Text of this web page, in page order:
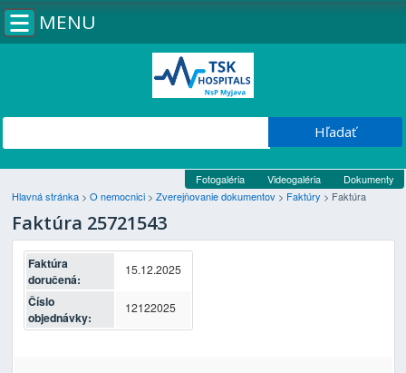
MENU
Fotogaléria Videogaléria
Dokumenty
Hlavná stránka > O nemocnici > Zverejňovanie dokumentov > Faktúry > Faktúra
Faktúra 25721543
Faktúra
doručená:
15.12.2025
Číslo
objednávky:
12122025